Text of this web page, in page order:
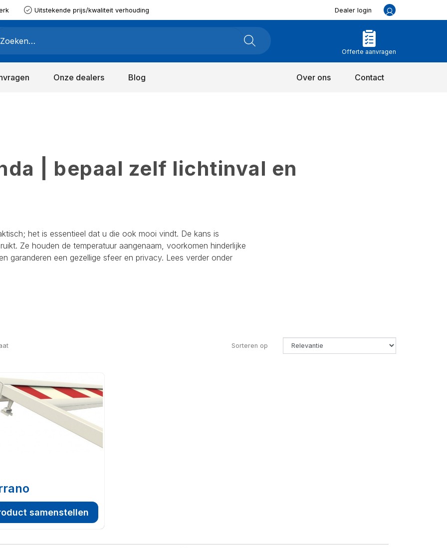
Uitstekende prijs/kwaliteit verhouding Dealer login
Offerte aanvragen
Onze dealers Blog Over ons Contact
| bepaal zelf lichtinval en
het is essentieel dat u die ook mooi vindt. De kans is
Ze houden de temperatuur aangenaam, voorkomen hinderlijke
garanderen een gezellige sfeer en privacy. Lees verder onder
Sorteren op
samenstellen